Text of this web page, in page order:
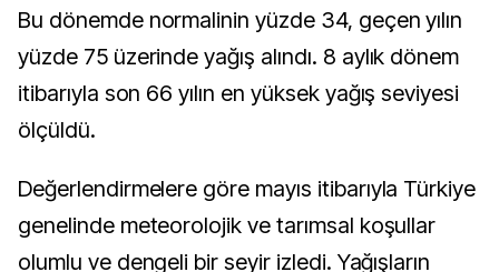
Bu dönemde normalinin yüzde 34, geçen yılın
yüzde 75 üzerinde yağış alındı. 8 aylık dönem
itibarıyla son 66 yılın en yüksek yağış seviyesi
ölçüldü.
Değerlendirmelere göre mayıs itibarıyla Türkiye
genelinde meteorolojik ve tarımsal koşullar
olumlu ve dengeli bir seyir izledi. Yağışların